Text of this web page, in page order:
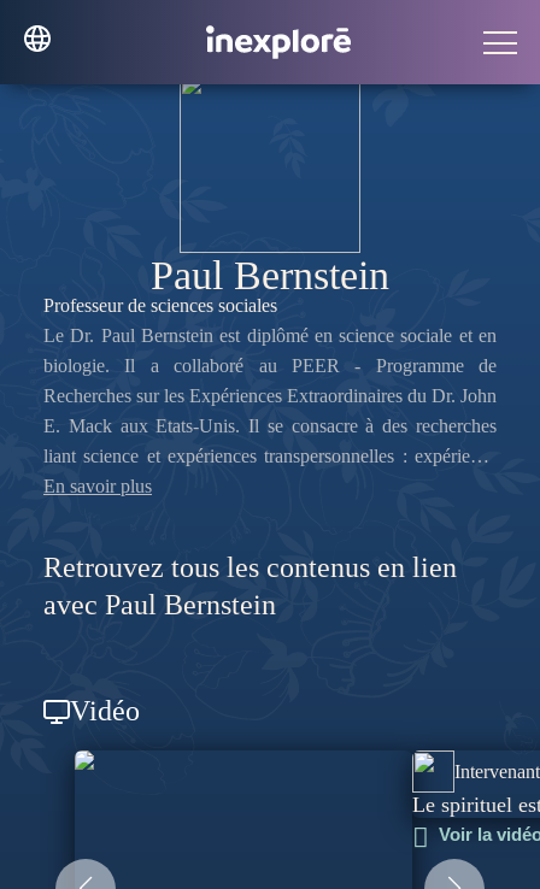
Paul Bernstein
Professeur de sciences sociales
Le Dr. Paul Bernstein est diplômé en science sociale et en
biologie. Il a collaboré au PEER - Programme de
Recherches sur les Expériences Extraordinaires du Dr. John
E. Mack aux Etats-Unis. Il se consacre à des recherches
liant science et expériences transpersonnelles : expérience
de mort imminente, perception hors du corps, médiumnité,
transpersonnelles sont essentielles, notamment le
bouddhisme tibétain ou les Quakers par exemple.
En savoir plus
Retrouvez tous les contenus en lien
avec Paul Bernstein
Vidéo
Intervenant
Le spirituel
Voir la